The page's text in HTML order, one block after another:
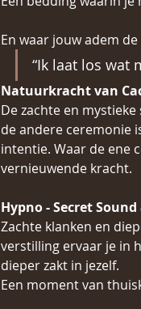
En waar jouw adem
“Ik laat los wat
Natuurkracht van
De zachte en
de andere ceremonie
intentie. Waar de ene
vernieuwende kracht.
Hypno - Secret
Zachte klanken en
verstilling ervaar je in
dieper zakt in jezelf.
Een moment van